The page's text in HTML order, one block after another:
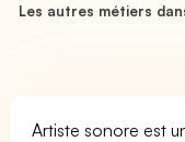
Les autres métiers
Artiste sonore est